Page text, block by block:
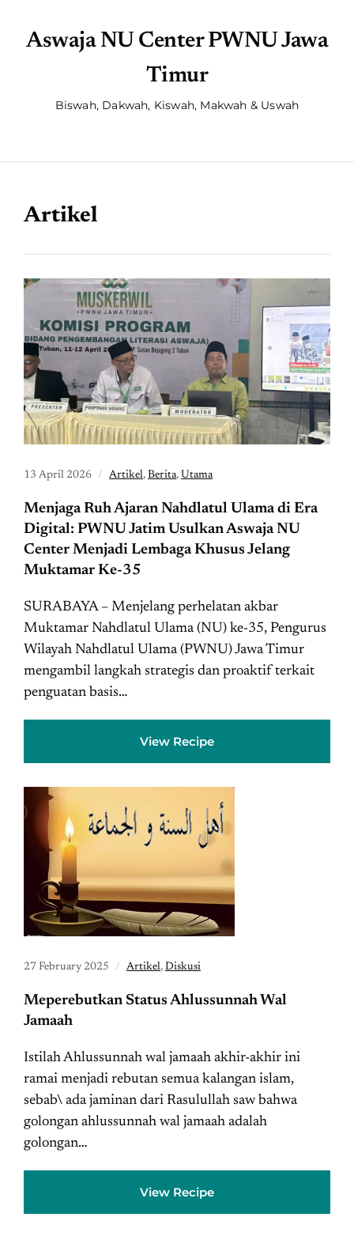
Aswaja NU Center PWNU Jawa
Timur
Biswah, Dakwah, Kiswah, Makwah & Uswah
Artikel
13 April 2026 Artikel, Berita, Utama
Menjaga Ruh Ajaran Nahdlatul Ulama di Era
Digital: PWNU Jatim Usulkan Aswaja NU
Center Menjadi Lembaga Khusus Jelang
Muktamar Ke-35
SURABAYA – Menjelang perhelatan akbar
Muktamar Nahdlatul Ulama (NU) ke-35, Pengurus
Wilayah Nahdlatul Ulama (PWNU) Jawa Timur
mengambil langkah strategis dan proaktif terkait
penguatan basis…
View Recipe
27 February 2025 Artikel, Diskusi
Meperebutkan Status Ahlussunnah Wal
Jamaah
Istilah Ahlussunnah wal jamaah akhir-akhir ini
ramai menjadi rebutan semua kalangan islam,
sebab\ ada jaminan dari Rasulullah saw bahwa
golongan ahlussunnah wal jamaah adalah
golongan…
View Recipe